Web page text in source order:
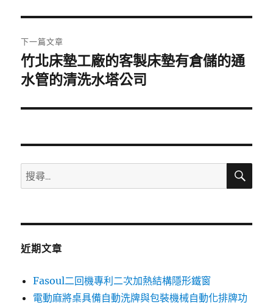
覽
文
章:
下一篇文章
下
一
文
竹北床墊工廠的客製床墊有倉儲的通
水管的清洗水塔公司
搜
尋
鍵
搜
近期文章
Fasoul二回機專利二次加熱結構隱形鐵窗
電動麻將桌具備自動洗牌與包裝機械自動化排牌功